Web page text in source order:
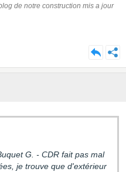
de notre construction mis a jour
G. - CDR fait pas mal
je trouve que d'extérieur